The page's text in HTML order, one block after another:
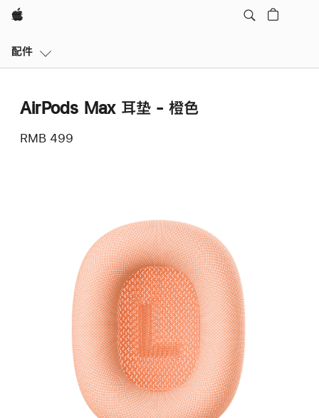
Apple
配件
AirPods Max 耳垫 - 橙色
RMB 499